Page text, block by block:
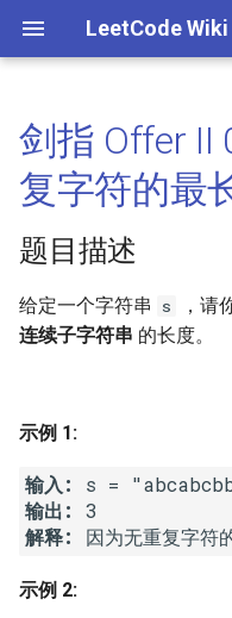
LeetCode Wiki
在
始
化
搜
索
擎
1. 两数之和
4. 寻找两个正序数组的中
7. 整数反转
3. 数组中重复的数字
6. 从尾到头打印链表
10.1. 斐波那契数列
题目描述
方法二
1.1. 判定字符是否唯一
1.4. 回文排列
1.7. 旋转矩阵
剑指 Offer II
复字符的最
题目描述
给定一个字符串 s ，请
连续子字符串 的长度。
示例 1:
输入:
输出:
解释:
示例 2: